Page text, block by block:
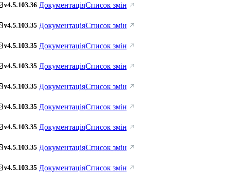
v4.5.103.36 ДокументаціяСписок змін
v4.5.103.35 ДокументаціяСписок змін
v4.5.103.35 ДокументаціяСписок змін
v4.5.103.35 ДокументаціяСписок змін
v4.5.103.35 ДокументаціяСписок змін
v4.5.103.35 ДокументаціяСписок змін
v4.5.103.35 ДокументаціяСписок змін
v4.5.103.35 ДокументаціяСписок змін
v4.5.103.35 ДокументаціяСписок змін